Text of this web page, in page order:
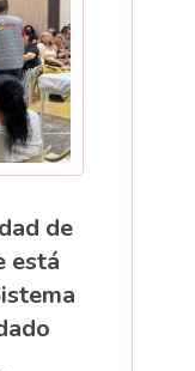
de
está